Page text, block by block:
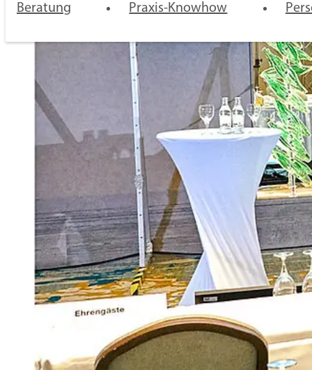
und
Beratung
Wie Sie jetzt
30.000 Euro kostet das
Schnitt jede Arztpraxis
Virchowbund berät Sie,
begrenzen.
Das können Sie tun
Praxisberatung
Rechtsberatung
Mentoren-Programm
Praxis-Knowhow
Praxis gründen und
Niederlassung
und
Zulassung
Praxismodelle
Wie Sie jetzt wirtschaftlich
30.000 Euro kostet das GKV-
Schnitt jede Arztpraxis ab 2027. Der
Virchowbund berät Sie, wie Sie die
begrenzen.
Das können Sie tun